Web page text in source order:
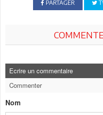
PARTAGER
Ecrire un commentaire
Commenter
Nom